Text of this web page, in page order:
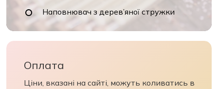
Наповнювач з дерев’яної стружки
Оплата
Ціни, вказані на сайті, можуть коливатись в